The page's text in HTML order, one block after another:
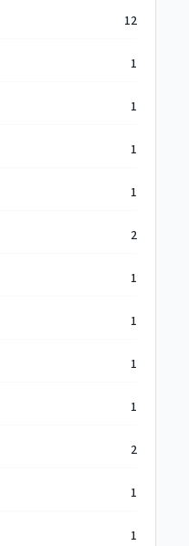
12
1
1
1
1
2
1
1
1
1
2
1
1